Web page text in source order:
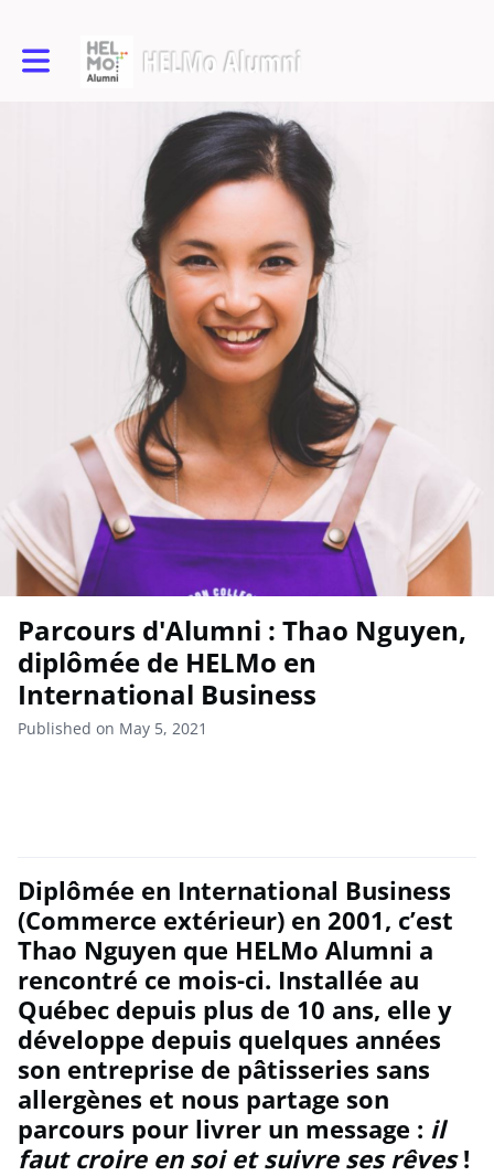
Toggle main navigation
Parcours d'Alumni : Thao Nguyen,
diplômée de HELMo en
International Business
Published on May 5, 2021
Diplômée en International Business
(Commerce extérieur) en 2001, c’est
Thao Nguyen que HELMo Alumni a
rencontré ce mois-ci. Installée au
Québec depuis plus de 10 ans, elle y
développe depuis quelques années
son entreprise de pâtisseries sans
allergènes et nous partage son
parcours pour livrer un message : il
faut croire en soi et suivre ses rêves!